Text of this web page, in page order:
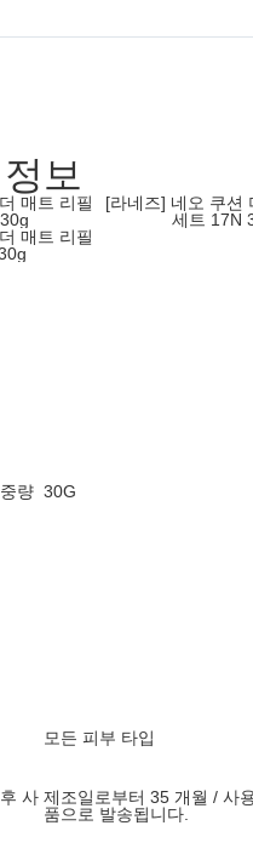
보
매트 리필
[라네즈] 네오 쿠션
세트 17N
매트 리필
량 30G
모든 피부 타입
사 제조일로부터 35 개월 / 사
품으로 발송됩니다.